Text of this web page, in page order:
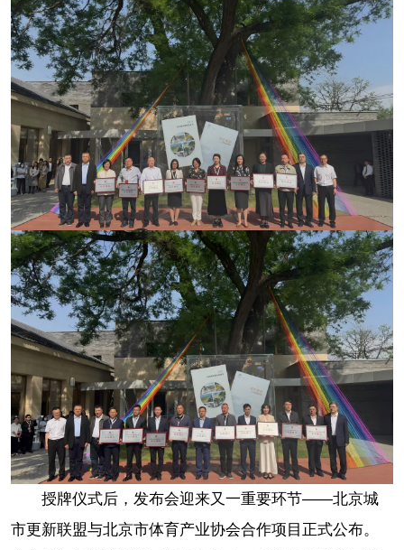
授牌仪式后，发布会迎来又一重要环节——北京城
市更新联盟与北京市体育产业协会合作项目正式公布。